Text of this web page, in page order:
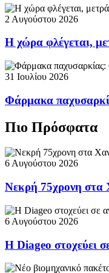
2 Αυγούστου 2026
Η χώρα φλέγεται,
31 Ιουλίου 2026
Φάρμακα
Πιο Πρόσφατα
6 Αυγούστου 2026
Νεκρή 75χρονη στα
6 Αυγούστου 2026
Η Diageo στοχεύει